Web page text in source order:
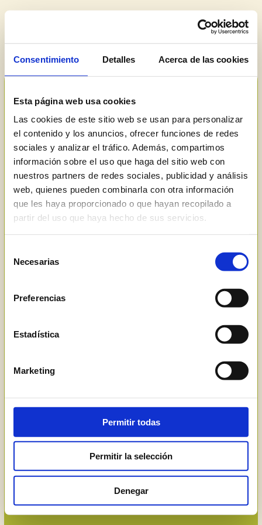
Consentimiento Detalles Acerca de las cookies
Esta página web usa cookies
Las cookies de este sitio web se usan para personalizar
el contenido y los anuncios, ofrecer funciones de redes
sociales y analizar el tráfico. Además, compartimos
información sobre el uso que haga del sitio web con
nuestros partners de redes sociales, publicidad y análisis
web, quienes pueden combinarla con otra información
que les haya proporcionado o que hayan recopilado a
partir del uso que haya hecho de sus servicios.
Necesarias
Preferencias
Estadística
Marketing
Permitir todas
Permitir la selección
Denegar
around you
a world of wine
that you like.